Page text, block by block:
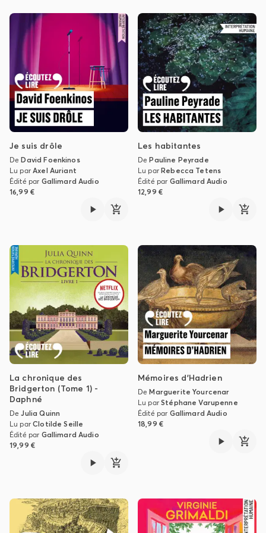
Je suis drôle
DeDavid Foenkinos
Lu parAxel Auriant
Édité par Gallimard Audio
16,99 €
Les habitantes
DePauline Peyrade
Lu parRebecca Tetens
Édité par Gallimard Audio
12,99 €
La chronique des
Bridgerton (Tome 1) -
Daphné
DeJulia Quinn
Lu parClotilde Seille
Édité par Gallimard Audio
19,99 €
Mémoires d'Hadrien
DeMarguerite Yourcenar
Lu parStéphane Varupenne
Édité par Gallimard Audio
18,99 €